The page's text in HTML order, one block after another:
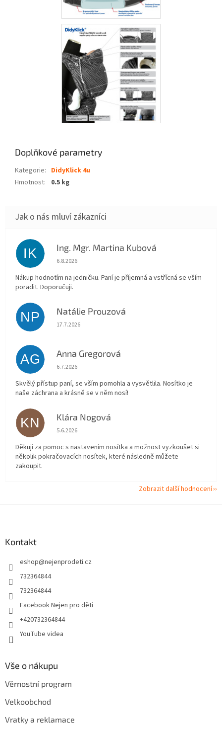
Doplňkové parametry
Kategorie: DidyKlick 4u
Hmotnost: 0.5 kg
IK Ing. Mgr. Martina Kubová
Hodnocení obchodu je 5 z 5 hvězdiček.
6.8.2026
Nákup hodnotím na jedničku. Paní je příjemná a vstřícná se vším
poradit. Doporučuji.
NP Natálie Prouzová
Hodnocení obchodu je 5 z 5 hvězdiček.
17.7.2026
AG Anna Gregorová
Hodnocení obchodu je 5 z 5 hvězdiček.
6.7.2026
Skvělý přístup paní, se vším pomohla a vysvětlila. Nosítko je
naše záchrana a krásně se v něm nosí!
KN Klára Nogová
Hodnocení obchodu je 5 z 5 hvězdiček.
5.6.2026
Děkuji za pomoc s nastavením nosítka a možnost vyzkoušet si
několik pokračovacích nosítek, které následně můžete
zakoupit.
Zobrazit další hodnocení
Kontakt
eshop@nejenprodeti.cz
732364844
732364844
Facebook Nejen pro děti
+420732364844
YouTube videa
Vše o nákupu
Věrnostní program
Velkoobchod
Vratky a reklamace